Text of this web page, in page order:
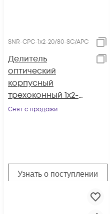
SNR-CPC-1x2-20/80-SC/APC
Делитель
оптический
корпусный
трехоконный 1х2-
20/80 SC/APC
Снят с продажи
Узнать о поступлении